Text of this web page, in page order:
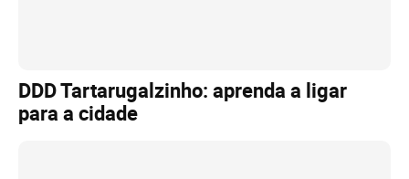
DDD Tartarugalzinho: aprenda a ligar
para a cidade